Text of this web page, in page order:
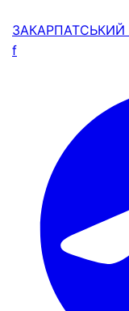
ЗАКАРПАТСЬКИЙ
f